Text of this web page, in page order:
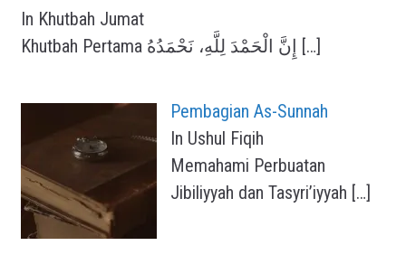
In Khutbah Jumat
[…]
Pembagian As-Sunnah
In Ushul Fiqih
Memahami Perbuatan
Jibiliyyah dan Tasyri’iyyah […]